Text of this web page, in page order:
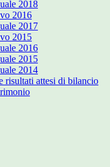
2018
2016
2017
2015
2016
2015
2014
risultati attesi di bilancio